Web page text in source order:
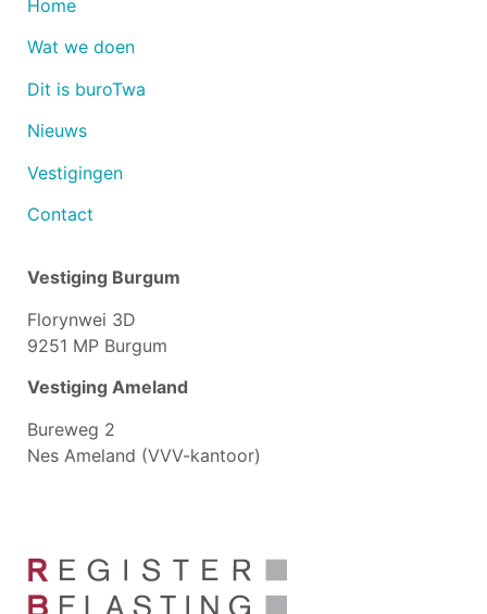
Home
Wat we doen
Dit is buroTwa
Nieuws
Vestigingen
Contact
Vestiging Burgum
Florynwei 3D
9251 MP Burgum
Vestiging Ameland
Bureweg 2
Nes Ameland (VVV-kantoor)